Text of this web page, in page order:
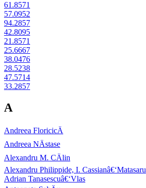
61.8571
57.0952
94.2857
42.8095
21.8571
25.6667
38.0476
28.5238
47.5714
33.2857
A
Andreea FloricicÄ
Andreea NÄstase
Alexandru M. CÄlin
Alexandru Philippide, I. Cassianâ€‘Matasaru
Adrian Tanasescuâ€‘Vlas